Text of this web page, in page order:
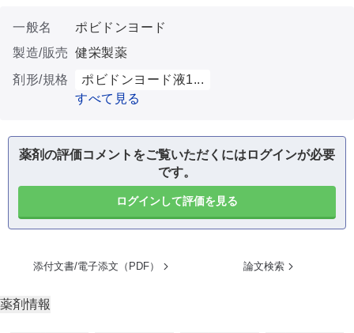
一般名
ポビドンヨード
製造/販売 健栄製薬
剤形/規格
ポビドンヨード液1...
すべて見る
薬剤の評価コメントをご覧いただくにはログインが必要
です。
ログインして評価を見る
添付文書/電子添文（PDF） 論文検索
薬剤情報